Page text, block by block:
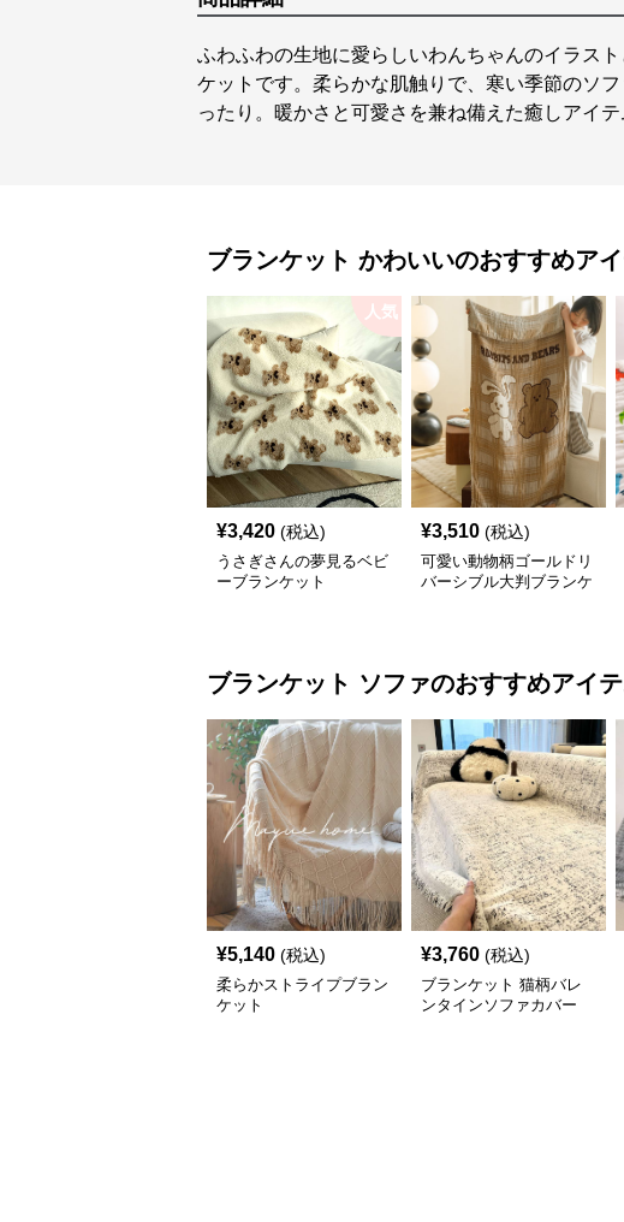
ふわふわの生地に愛らしいわんちゃんのイラス
ケットです。柔らかな肌触りで、寒い季節のソ
ったり。暖かさと可愛さを兼ね備えた癒しアイテ
ブランケット かわいいのおすすめア
人気
¥3,420 (税込)
うさぎさんの夢見るベビ
ーブランケット
¥3,510 (税込)
可愛い動物柄ゴールドリ
バーシブル大判ブランケ
ブランケット ソファのおすすめアイ
¥5,140 (税込)
柔らかストライプブラン
ケット
¥3,760 (税込)
ブランケット 猫柄バレ
ンタインソファカバー